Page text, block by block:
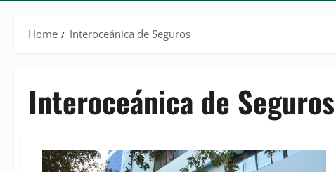
Home Interoceánica de Seguros
Interoceánica de Seguros